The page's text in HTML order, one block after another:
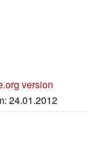
version
24.01.2012